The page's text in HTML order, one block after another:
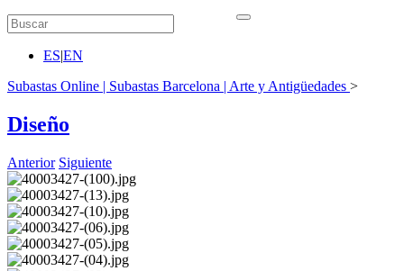
ES|EN
Subastas Online | Subastas Barcelona | Arte y Antigüedades >
Diseño
Anterior Siguiente